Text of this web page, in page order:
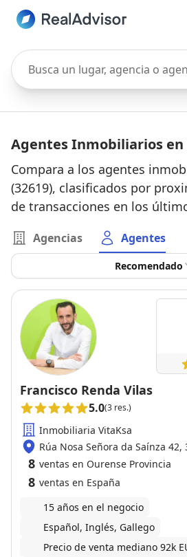
Busca un lugar, agencia o agente
Agentes Inmobiliarios en
Compara a los agentes
(32619), clasificados por
de transacciones en los
Agencias Agentes
Recomendado
Francisco Renda Vilas
5.0(3 res.)
Inmobiliaria VitaKsa
Rúa Nosa Señora da Saínza
8 ventas en Ourense Provincia
8 ventas en España
15 años en el negocio
Español, Inglés, Gallego
Precio de venta mediano 92k